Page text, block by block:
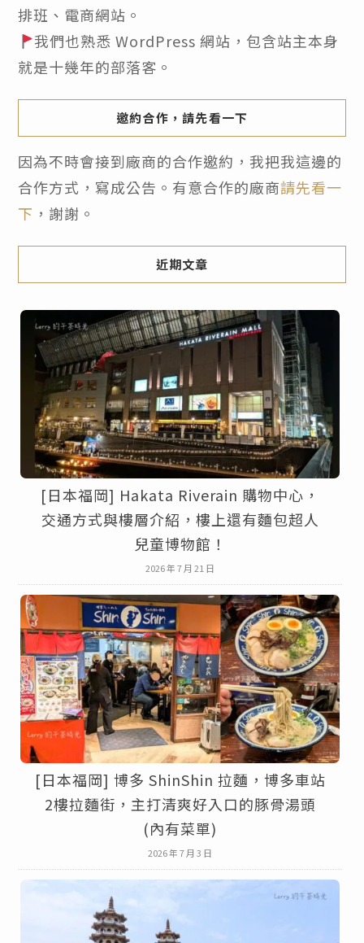
排班、電商網站。
我們也熟悉 WordPress 網站，包含站主本身
就是十幾年的部落客。
邀約合作，請先看一下
因為不時會接到廠商的合作邀約，我把我這邊的
合作方式，寫成公告。有意合作的廠商請先看一
下 ，謝謝。
近期文章
[日本福岡] Hakata Riverain 購物中心，
交通方式與樓層介紹，樓上還有麵包超人
兒童博物館！
2026 年 7 月 21 日
[日本福岡] 博多 ShinShin 拉麵，博多車站
2樓拉麵街，主打清爽好入口的豚骨湯頭
(內有菜單)
2026 年 7 月 3 日